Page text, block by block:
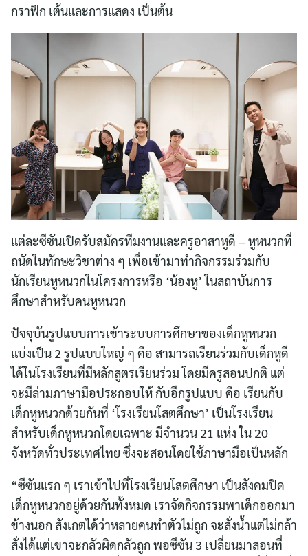
กราฟิก เต้นและการแสดง เป็นต้น
แต่ละซีซันเปิดรับสมัครทีมงานและครูอาสาหูดี – หูหนวกที่
ถนัดในทักษะวิชาต่าง ๆ เพื่อเข้ามาทำกิจกรรมร่วมกับ
นักเรียนหูหนวกในโครงการหรือ ‘น้องหู’ ในสถาบันการ
ศึกษาสำหรับคนหูหนวก
ปัจจุบันรูปแบบการเข้าระบบการศึกษาของเด็กหูหนวก
แบ่งเป็น 2 รูปแบบใหญ่ ๆ คือ สามารถเรียนร่วมกับเด็กหูดี
ได้ในโรงเรียนที่มีหลักสูตรเรียนร่วม โดยมีครูสอนปกติ แต่
จะมีล่ามภาษามือประกอบให้ กับอีกรูปแบบ คือ เรียนกับ
เด็กหูหนวกด้วยกันที่ ‘โรงเรียนโสตศึกษา’ เป็นโรงเรียน
สำหรับเด็กหูหนวกโดยเฉพาะ มีจำนวน 21 แห่ง ใน 20
จังหวัดทั่วประเทศไทย ซึ่งจะสอนโดยใช้ภาษามือเป็นหลัก
“ซีซันแรก ๆ เราเข้าไปที่โรงเรียนโสตศึกษา เป็นสังคมปิด
เด็กหูหนวกอยู่ด้วยกันทั้งหมด เราจัดกิจกรรมพาเด็กออกมา
ข้างนอก สังเกตได้ว่าหลายคนทำตัวไม่ถูก จะสั่งน้ำแต่ไม่กล้า
สั่งได้แต่เขาจะกลัวผิดกลัวถูก พอซีซัน 3 เปลี่ยนมาสอนที่